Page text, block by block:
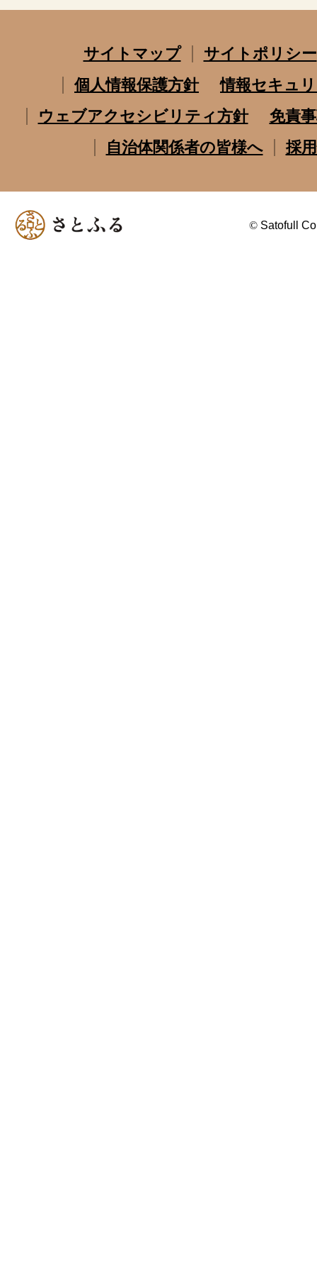
サイトマップ
サイトポリシー
個人情報保護方針
情報セキュ
ウェブアクセシビリティ方針
免責
自治体関係者の皆様へ
採
© Satofull